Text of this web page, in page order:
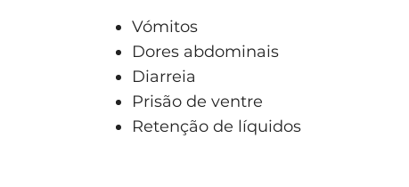
Vómitos
Dores abdominais
Diarreia
Prisão de ventre
Retenção de líquidos